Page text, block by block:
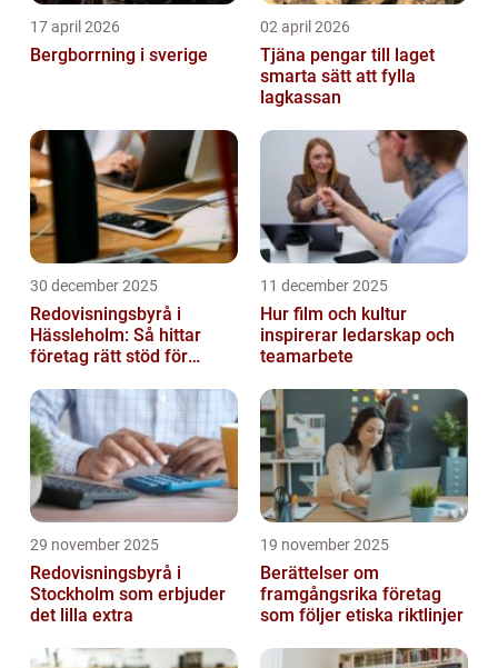
17 april 2026
Bergborrning i sverige
02 april 2026
Tjäna pengar till laget
smarta sätt att fylla
lagkassan
30 december 2025
Redovisningsbyrå i
Hässleholm: Så hittar
företag rätt stöd för
11 december 2025
Hur film och kultur
inspirerar ledarskap och
teamarbete
29 november 2025
Redovisningsbyrå i
Stockholm som erbjuder
det lilla extra
19 november 2025
Berättelser om
framgångsrika företag
som följer etiska riktlinjer